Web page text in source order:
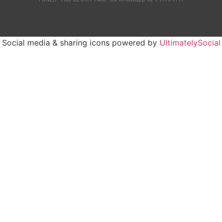
.
Social media & sharing icons powered by UltimatelySocial